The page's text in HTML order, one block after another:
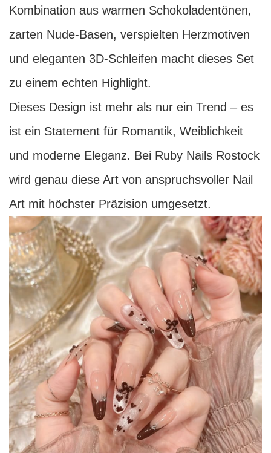
Kombination aus warmen Schokoladentönen,
zarten Nude-Basen, verspielten Herzmotiven
und eleganten 3D-Schleifen macht dieses Set
zu einem echten Highlight.
Dieses Design ist mehr als nur ein Trend – es
ist ein Statement für Romantik, Weiblichkeit
und moderne Eleganz. Bei Ruby Nails Rostock
wird genau diese Art von anspruchsvoller Nail
Art mit höchster Präzision umgesetzt.